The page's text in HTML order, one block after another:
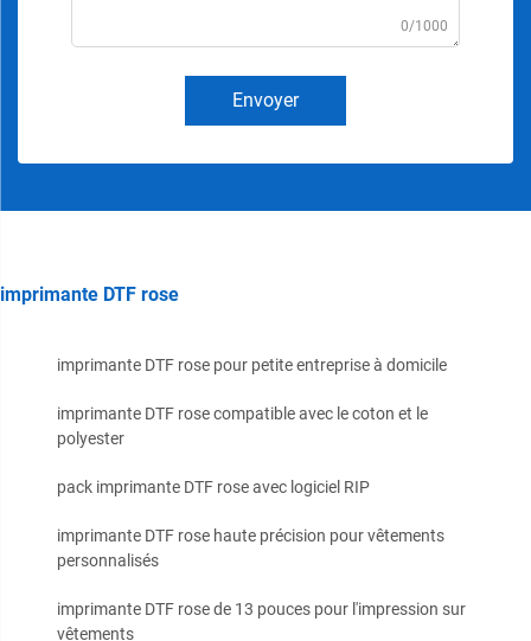
0/1000
Envoyer
imprimante DTF rose
imprimante DTF rose pour petite entreprise à domicile
imprimante DTF rose compatible avec le coton et le
polyester
pack imprimante DTF rose avec logiciel RIP
imprimante DTF rose haute précision pour vêtements
personnalisés
imprimante DTF rose de 13 pouces pour l'impression sur
vêtements